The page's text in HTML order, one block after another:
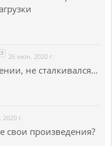
26 июн. 2020 г.
не сталкивался…
г.
свои произведения?